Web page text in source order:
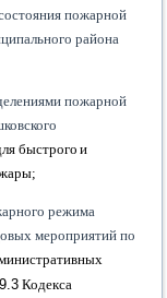
пожарной
района
пожарной
быстрого и
режима
мероприятий по
Кодекса